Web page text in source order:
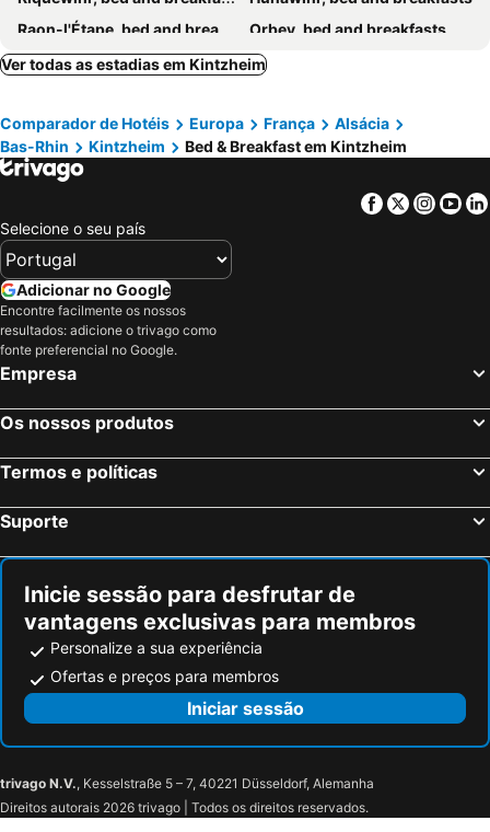
Raon-l'Étape, bed and breakfasts
Orbey, bed and breakfasts
Niedermorschwihr, bed and breakfasts
Estrasburgo, bed and breakfasts
Gérardmer, bed and breakfasts
Rhinau, bed and breakfasts
Ribeauvillé, bed and breakfasts
Staufen, bed and breakfasts
Breitenbach, bed and breakfasts
Eguisheim, bed and breakfasts
Benfeld, bed and breakfasts
Kogenheim, bed and breakfasts
Schwanau, bed and breakfasts
Beblenheim, bed and breakfasts
Orschwiller, bed and breakfasts
Offenburg, bed and breakfasts
Ittenheim, bed and breakfasts Andlau, bed and breakfasts
Ernolsheim-Bruche, bed and breakfasts
Anould, bed and breakfasts
Bernardswiller, bed and breakfasts
Pfaffenheim, bed and breakfasts
Ver todas as estadias em Kintzheim
Comparador de Hotéis Europa França
Alsácia
Bas-Rhin
Kintzheim Bed & Breakfast em Kintzheim
Facebook
Twitter
Selecione o seu país
Adicionar no Google
Encontre facilmente os nossos
resultados: adicione o trivago como
fonte preferencial no Google.
Empresa
Os nossos produtos
Termos e políticas
Suporte
Inicie sessão para desfrutar de
vantagens exclusivas para membros
Personalize a sua experiência
Ofertas e preços para membros
Iniciar sessão
trivago N.V., Kesselstraße 5 – 7, 40221 Düsseldorf, Alemanha
Direitos autorais 2026 trivago | Todos os direitos reservados.